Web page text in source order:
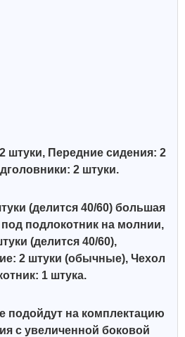
штуки, Передние сидения: 2
2 штуки.
(делится 40/60) большая
подлокотник на молнии,
(делится 40/60),
2 штуки (обычные), Чехол
1 штука.
подойдут на комплектацию
с увеличенной боковой